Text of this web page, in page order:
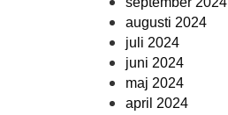
augusti 2024
juli 2024
juni 2024
maj 2024
april 2024